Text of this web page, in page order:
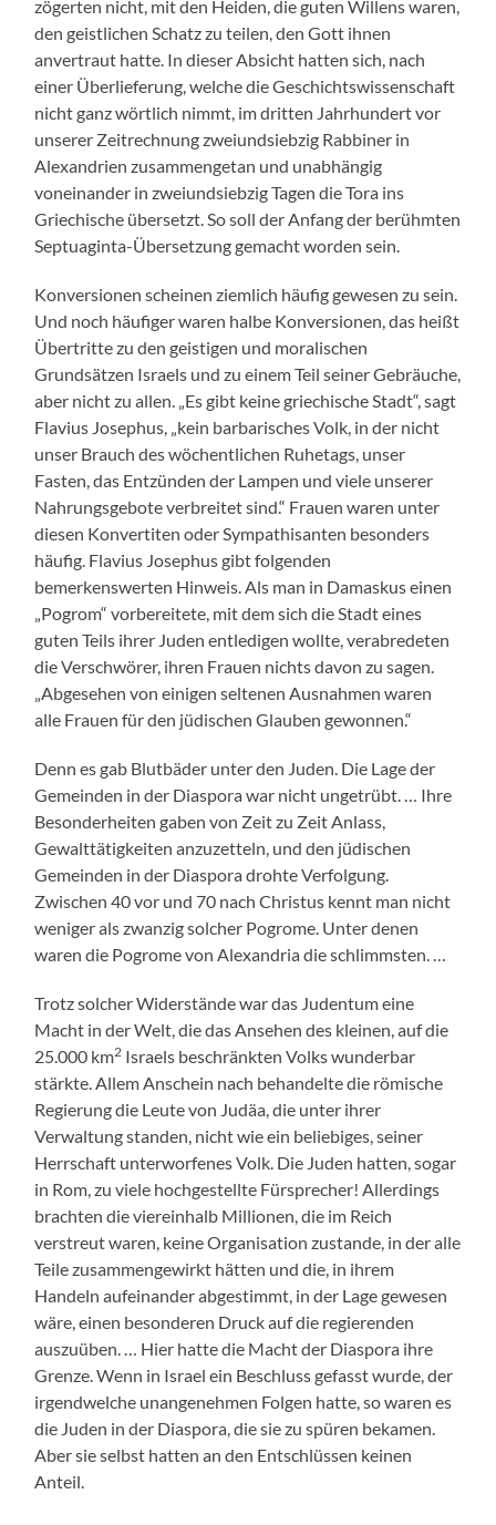
zögerten nicht, mit den Heiden, die guten Willens waren,
den geistlichen Schatz zu teilen, den Gott ihnen
anvertraut hatte. In dieser Absicht hatten sich, nach
einer Überlieferung, welche die Geschichtswissenschaft
nicht ganz wörtlich nimmt, im dritten Jahrhundert vor
unserer Zeitrechnung zweiundsiebzig Rabbiner in
Alexandrien zusammengetan und unabhängig
voneinander in zweiundsiebzig Tagen die Tora ins
Griechische übersetzt. So soll der Anfang der berühmten
Septuaginta-Übersetzung gemacht worden sein.
Konversionen scheinen ziemlich häufig gewesen zu sein.
Und noch häufiger waren halbe Konversionen, das heißt
Übertritte zu den geistigen und moralischen
Grundsätzen Israels und zu einem Teil seiner Gebräuche,
aber nicht zu allen. „Es gibt keine griechische Stadt“, sagt
Flavius Josephus, „kein barbarisches Volk, in der nicht
unser Brauch des wöchentlichen Ruhetags, unser
Fasten, das Entzünden der Lampen und viele unserer
Nahrungsgebote verbreitet sind.“ Frauen waren unter
diesen Konvertiten oder Sympathisanten besonders
häufig. Flavius Josephus gibt folgenden
bemerkenswerten Hinweis. Als man in Damaskus einen
„Pogrom“ vorbereitete, mit dem sich die Stadt eines
guten Teils ihrer Juden entledigen wollte, verabredeten
die Verschwörer, ihren Frauen nichts davon zu sagen.
„Abgesehen von einigen seltenen Ausnahmen waren
alle Frauen für den jüdischen Glauben gewonnen.“
Denn es gab Blutbäder unter den Juden. Die Lage der
Gemeinden in der Diaspora war nicht ungetrübt. … Ihre
Besonderheiten gaben von Zeit zu Zeit Anlass,
Gewalttätigkeiten anzuzetteln, und den jüdischen
Gemeinden in der Diaspora drohte Verfolgung.
Zwischen 40 vor und 70 nach Christus kennt man nicht
weniger als zwanzig solcher Pogrome. Unter denen
waren die Pogrome von Alexandria die schlimmsten. …
Trotz solcher Widerstände war das Judentum eine
Macht in der Welt, die das Ansehen des kleinen, auf die
25.000 km2 Israels beschränkten Volks wunderbar
stärkte. Allem Anschein nach behandelte die römische
Regierung die Leute von Judäa, die unter ihrer
Verwaltung standen, nicht wie ein beliebiges, seiner
Herrschaft unterworfenes Volk. Die Juden hatten, sogar
in Rom, zu viele hochgestellte Fürsprecher! Allerdings
brachten die viereinhalb Millionen, die im Reich
verstreut waren, keine Organisation zustande, in der alle
Teile zusammengewirkt hätten und die, in ihrem
Handeln aufeinander abgestimmt, in der Lage gewesen
wäre, einen besonderen Druck auf die regierenden
auszuüben. … Hier hatte die Macht der Diaspora ihre
Grenze. Wenn in Israel ein Beschluss gefasst wurde, der
irgendwelche unangenehmen Folgen hatte, so waren es
die Juden in der Diaspora, die sie zu spüren bekamen.
Aber sie selbst hatten an den Entschlüssen keinen
Anteil.